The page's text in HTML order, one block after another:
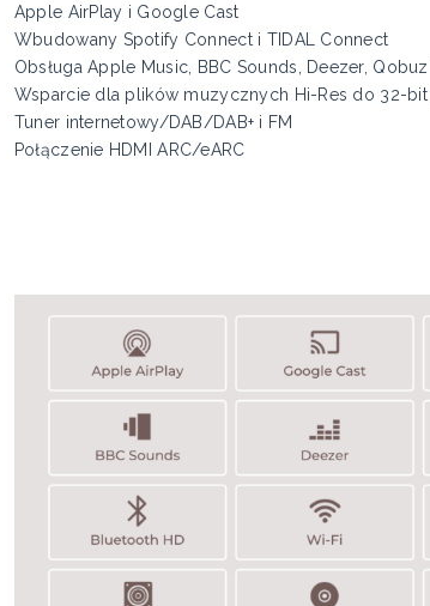
Apple AirPlay i Google Cast
Wbudowany Spotify Connect i TIDAL Connect
Obsługa Apple Music, BBC Sounds, Deezer,
Wsparcie dla plików muzycznych Hi-Res do 32-bit
Tuner internetowy/DAB/DAB+ i FM
Połączenie HDMI ARC/eARC